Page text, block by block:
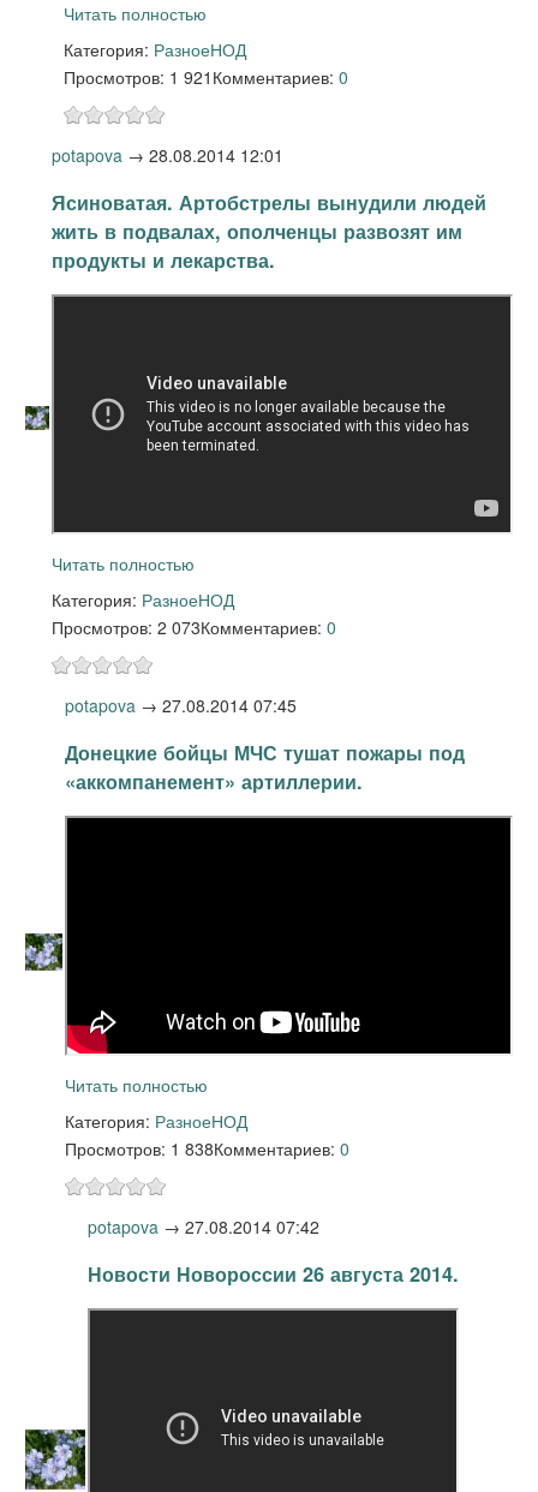
Читать полностью
Категория: РазноеНОД
Просмотров: 1 921 Комментариев: 0
potapova → 28.08.2014 12:01
Ясиноватая. Артобстрелы вынудили людей
жить в подвалах, ополченцы развозят им
продукты и лекарства.
Читать полностью
Категория: РазноеНОД
Просмотров: 2 073Комментариев: 0
potapova → 27.08.2014 07:45
Донецкие бойцы МЧС тушат пожары под
«аккомпанемент» артиллерии.
Читать полностью
Категория: РазноеНОД
Просмотров: 1 838Комментариев: 0
potapova → 27.08.2014 07:42
Новости Новороссии 26 августа 2014.